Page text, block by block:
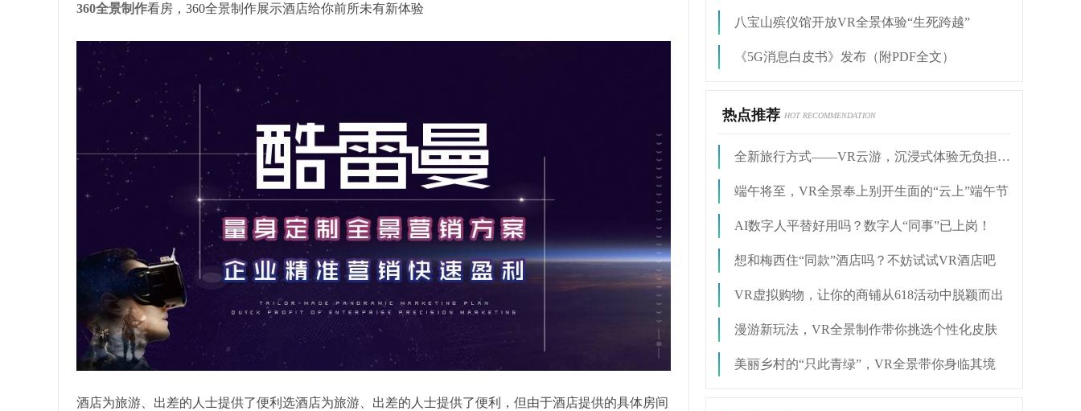
360全景制作看房，360全景制作展示酒店给你前所未有新体验
酒店为旅游、出差的人士提供了便利选酒店为旅游、出差的人士提供了便利，但由于酒店提供的具体房间
八宝山殡仪馆开放VR全景体验“生死跨越”
《5G消息白皮书》发布（附PDF全文）
热点推荐 HOT RECOMMENDATION
全新旅行方式——VR云游，沉浸式体验无负担旅行
端午将至，VR全景奉上别开生面的“云上”端午节
AI数字人平替好用吗？数字人“同事”已上岗！
想和梅西住“同款”酒店吗？不妨试试VR酒店吧
VR虚拟购物，让你的商铺从618活动中脱颖而出
漫游新玩法，VR全景制作带你挑选个性化皮肤
美丽乡村的“只此青绿”，VR全景带你身临其境